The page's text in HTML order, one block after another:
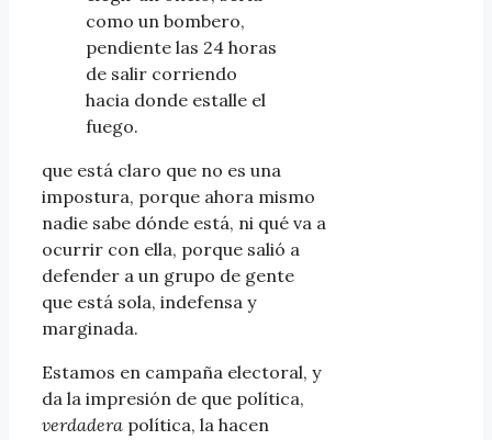
como un bombero,
pendiente las 24 horas
de salir corriendo
hacia donde estalle el
fuego.
que está claro que no es una
impostura, porque ahora mismo
nadie sabe dónde está, ni qué va a
ocurrir con ella, porque salió a
defender a un grupo de gente
que está sola, indefensa y
marginada.
Estamos en campaña electoral, y
da la impresión de que política,
verdadera política, la hacen